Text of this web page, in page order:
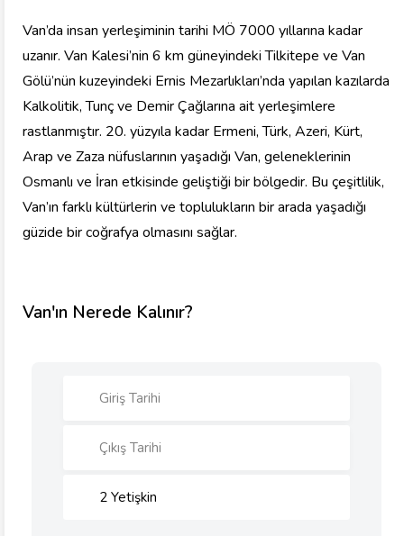
Van’da insan yerleşiminin tarihi MÖ 7000 yıllarına kadar
uzanır. Van Kalesi’nin 6 km güneyindeki Tilkitepe ve Van
Gölü’nün kuzeyindeki Ernis Mezarlıkları’nda yapılan kazılarda
Kalkolitik, Tunç ve Demir Çağlarına ait yerleşimlere
rastlanmıştır. 20. yüzyıla kadar Ermeni, Türk, Azeri, Kürt,
Arap ve Zaza nüfuslarının yaşadığı Van, geleneklerinin
Osmanlı ve İran etkisinde geliştiği bir bölgedir. Bu çeşitlilik,
Van’ın farklı kültürlerin ve toplulukların bir arada yaşadığı
güzide bir coğrafya olmasını sağlar.
Van'ın Nerede Kalınır?
2 Yetişkin